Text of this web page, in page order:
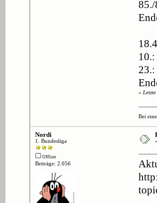
«
Bei
Nordi
1. Bundesliga
Offline
Beiträge: 2.056